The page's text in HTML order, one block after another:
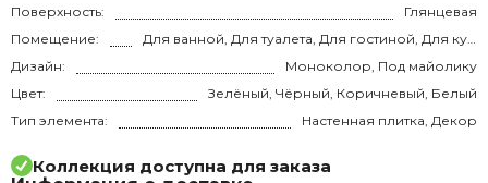
Поверхность:
Глянцевая
Помещение:
Для ванной, Для туалета, Для гостиной, Для кухни, Для спальни
Дизайн:
Моноколор, Под майолику
Цвет:
Зелёный, Чёрный, Коричневый, Белый
Тип элемента:
Настенная плитка, Декор
Коллекция доступна для заказа